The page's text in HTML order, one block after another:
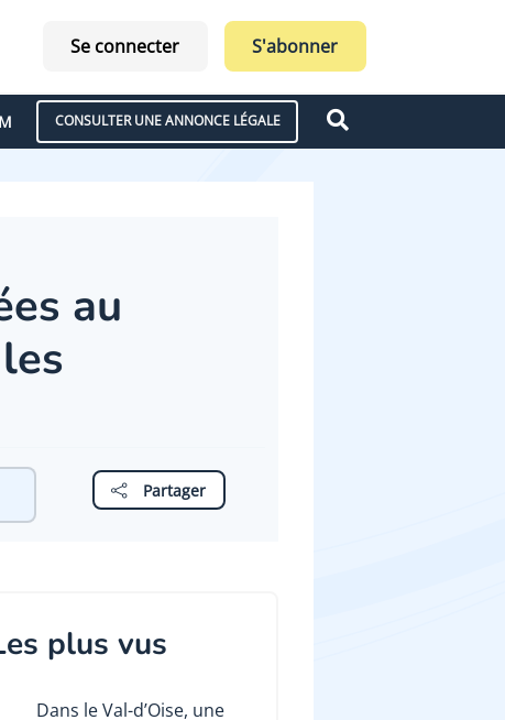
Se connecter S'abonner
CONSULTER UNE ANNONCE LÉGALE
au
Partager
plus vus
Dans le Val-d’Oise, une